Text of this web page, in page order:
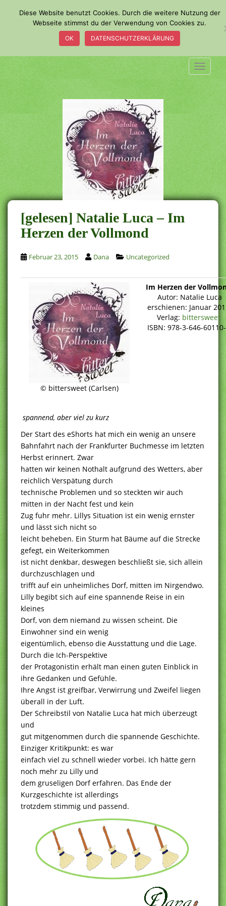
a
i
n
c
o
n
t
e
n
t
[gelesen] Natalie Luca – Im
Herzen der Vollmond
Februar 23, 2015 Dana Uncategorized
© bittersweet (Carlsen)
Im Herzen der
Autor: Natalie Luca
erschienen: Januar
Verlag: bittersweet
ISBN: 978-3-646-
spannend, aber viel zu kurz
Der Start des eShorts hat mich ein wenig an unsere
Bahnfahrt nach der Frankfurter Buchmesse im letzten
Herbst erinnert. Zwar
hatten wir keinen Nothalt aufgrund des Wetters, aber
reichlich Verspätung durch
technische Problemen und so steckten wir auch
mitten in der Nacht fest und kein
Zug fuhr mehr. Lillys Situation ist ein wenig ernster
und lässt sich nicht so
leicht beheben. Ein Sturm hat Bäume auf die Strecke
gefegt, ein Weiterkommen
ist nicht denkbar, deswegen beschließt sie, sich allein
durchzuschlagen und
trifft auf ein unheimliches Dorf, mitten im Nirgendwo.
Lilly begibt sich auf eine spannende Reise in ein
kleines
Dorf, von dem niemand zu wissen scheint. Die
Einwohner sind ein wenig
eigentümlich, ebenso die Ausstattung und die Lage.
Durch die Ich-Perspektive
der Protagonistin erhält man einen guten Einblick in
ihre Gedanken und Gefühle.
Ihre Angst ist greifbar, Verwirrung und Zweifel liegen
überall in der Luft.
Der Schreibstil von Natalie Luca hat mich überzeugt
und
gut mitgenommen durch die spannende Geschichte.
Einziger Kritikpunkt: es war
einfach viel zu schnell wieder vorbei. Ich hätte gern
noch mehr zu Lilly und
dem gruseligen Dorf erfahren. Das Ende der
Kurzgeschichte ist allerdings
trotzdem stimmig und passend.
Diese Website benutzt Cookies. Durch die weitere Nutzung der
Webseite stimmst du der Verwendung von Cookies zu.
OK DATENSCHUTZERKLÄRUNG